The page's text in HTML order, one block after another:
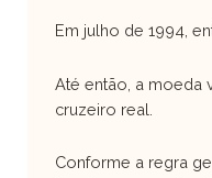
Em julho de 1994,
Até então, a moeda
cruzeiro real.
Conforme a regra